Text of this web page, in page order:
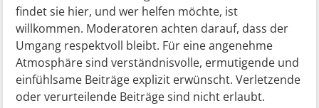
findet sie hier, und wer helfen möchte, ist
willkommen. Moderatoren achten darauf, dass der
Umgang respektvoll bleibt. Für eine angenehme
Atmosphäre sind verständnisvolle, ermutigende und
einfühlsame Beiträge explizit erwünscht. Verletzende
oder verurteilende Beiträge sind nicht erlaubt.